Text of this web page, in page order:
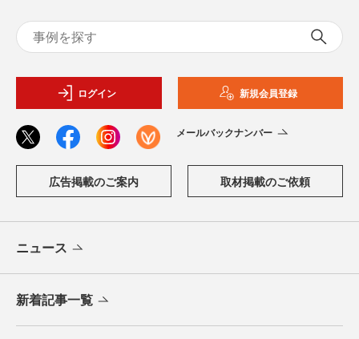
ログイン 新規会員登録
メールバックナンバー
広告掲載のご案内 取材掲載のご依頼
ニュース
新着記事一覧